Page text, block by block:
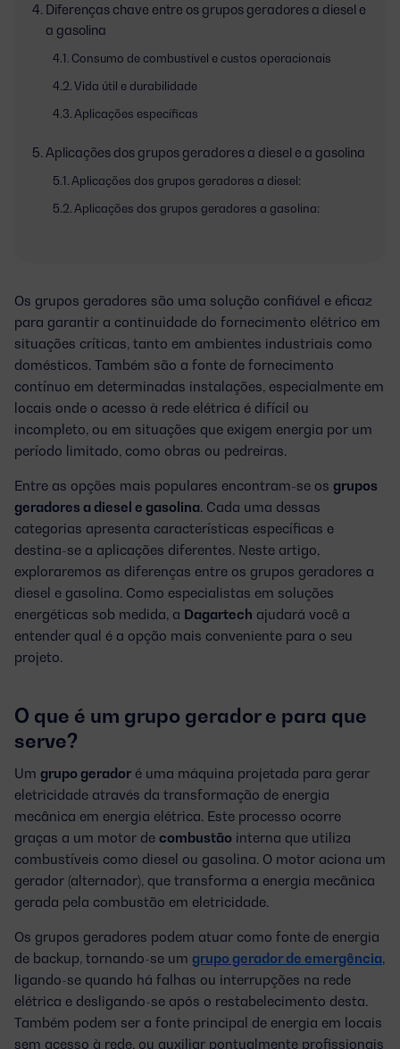
Diferenças chave entre os grupos geradores a diesel e
a gasolina
Consumo de combustível e custos operacionais
Vida útil e durabilidade
Aplicações específicas
Aplicações dos grupos geradores a diesel e a gasolina
Aplicações dos grupos geradores a diesel:
Aplicações dos grupos geradores a gasolina:
Os grupos geradores são uma solução confiável e eficaz
para garantir a continuidade do fornecimento elétrico em
situações críticas, tanto em ambientes industriais como
domésticos. Também são a fonte de fornecimento
contínuo em determinadas instalações, especialmente em
locais onde o acesso à rede elétrica é difícil ou
incompleto, ou em situações que exigem energia por um
período limitado, como obras ou pedreiras.
Entre as opções mais populares encontram-se os grupos
geradores a diesel e gasolina . Cada uma dessas
categorias apresenta características específicas e
destina-se a aplicações diferentes. Neste artigo,
exploraremos as diferenças entre os grupos geradores a
diesel e gasolina. Como especialistas em soluções
energéticas sob medida, a Dagartech ajudará você a
entender qual é a opção mais conveniente para o seu
projeto.
O que é um grupo gerador e para que
serve?
Um grupo gerador é uma máquina projetada para gerar
eletricidade através da transformação de energia
mecânica em energia elétrica. Este processo ocorre
graças a um motor de combustão interna que utiliza
combustíveis como diesel ou gasolina. O motor aciona um
gerador (alternador), que transforma a energia mecânica
gerada pela combustão em eletricidade.
Os grupos geradores podem atuar como fonte de energia
de backup, tornando-se um grupo gerador de emergência
ligando-se quando há falhas ou interrupções na rede
elétrica e desligando-se após o restabelecimento desta.
Também podem ser a fonte principal de energia em locais
sem acesso à rede, ou auxiliar pontualmente profissionais